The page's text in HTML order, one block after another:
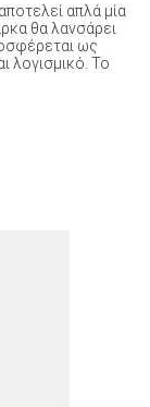
απλά μία
θα λανσάρει
ως
λογισμικό. Το